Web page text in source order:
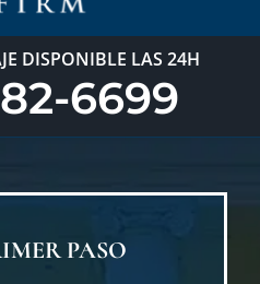
DISPONIBLE LAS 24H
6699
PASO